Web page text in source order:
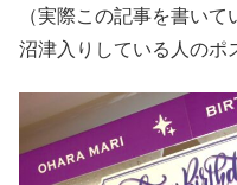
（実際この記事を書い
沼津入りしている人のポ